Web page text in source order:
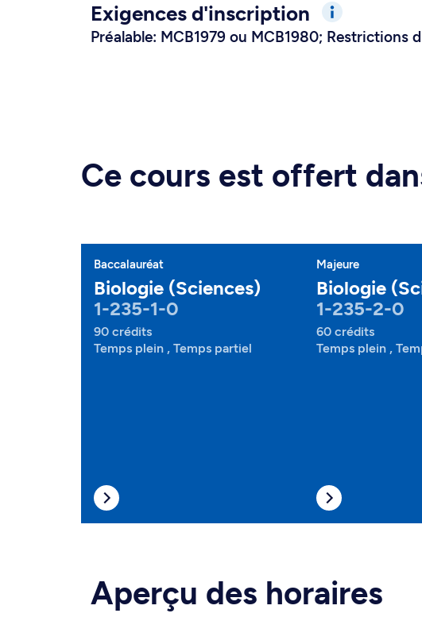
Exigences d'inscription
Préalable: MCB1979 ou MCB1980;
Ce cours est offert
Baccalauréat
Biologie (Sciences)
1-235-1-0
90 crédits
Temps plein , Temps partiel
Majeure
Biologie
1-235-2-0
60 crédits
Temps plein ,
Aperçu des horaires